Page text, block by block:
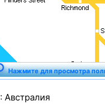
Нажмите для просмотра
: Австралия